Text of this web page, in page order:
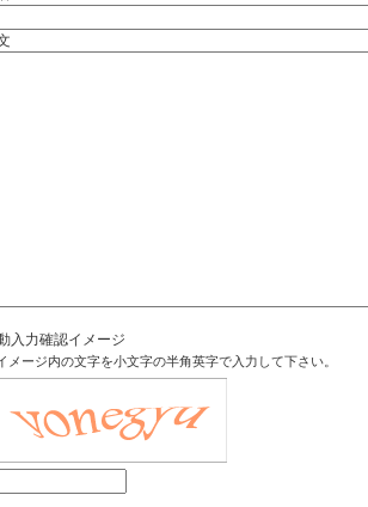
入力確認イメージ
メージ内の文字を小文字の半角英字で入力して下さい。